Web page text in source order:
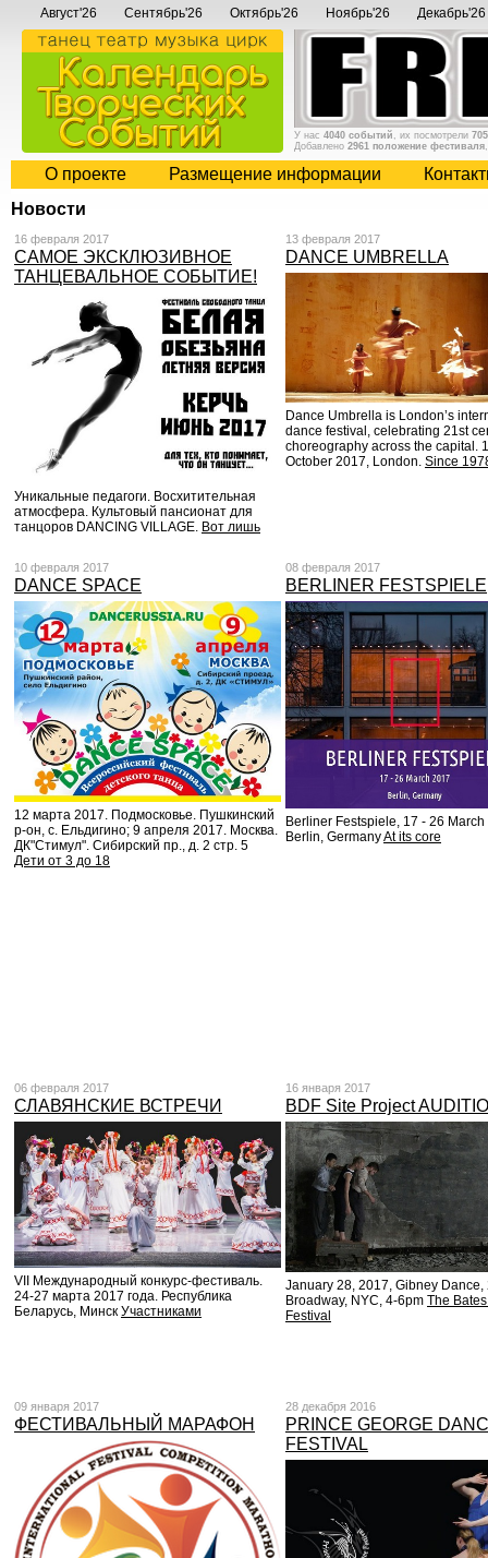
Август'26 Сентябрь'26 Октябрь'26 Ноябрь'26 Декабрь'26
У нас 4040 событий , их посмотрели
Добавлено 2961 положение фестиваля
О проекте Размещение информации
Новости
16 февраля 2017
САМОЕ ЭКСКЛЮЗИВНОЕ
ТАНЦЕВАЛЬНОЕ СОБЫТИЕ!
Уникальные педагоги. Восхитительная
атмосфера. Культовый пансионат для
танцоров DANCING VILLAGE. Вот лишь
13 февраля 2017
DANCE UMBRELLA
Dance Umbrella is London’s
dance festival, celebrating 21st
choreography across the capital.
October 2017, London. Since
10 февраля 2017
DANCE SPACE
12 марта 2017. Подмосковье. Пушкинский
р-он, с. Ельдигино; 9 апреля 2017. Москва.
ДК"Стимул". Сибирский пр., д. 2 стр. 5
Дети от 3 до 18
08 февраля 2017
BERLINER FESTSPIELE
Berliner Festspiele, 17 - 26
Berlin, GermanyAt its core
06 февраля 2017
СЛАВЯНСКИЕ ВСТРЕЧИ
VII Международный конкурс-фестиваль.
24-27 марта 2017 года. Республика
Беларусь, Минск Участниками
16 января 2017
BDF Site Project
January 28, 2017, Gibney Dance,
Broadway, NYC, 4-6pm The
Festival
09 января 2017
ФЕСТИВАЛЬНЫЙ МАРАФОН
28 декабря 2016
PRINCE GEORGE
FESTIVAL